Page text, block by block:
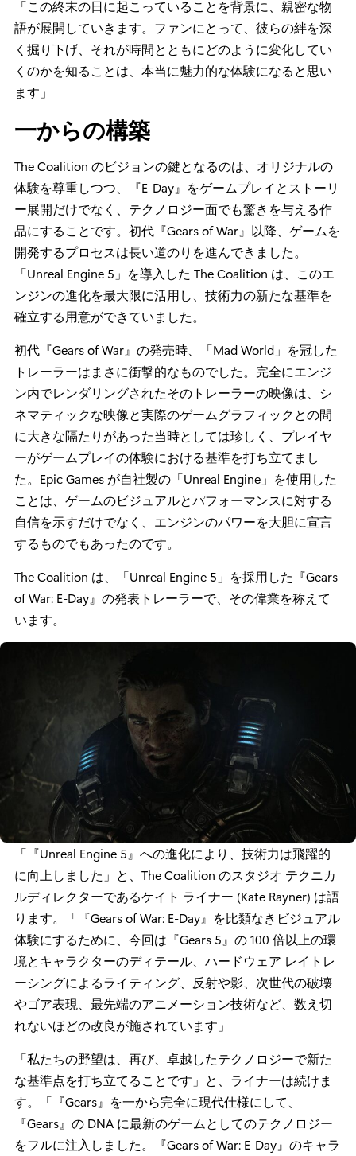
「この終末の日に起こっていることを背景に、親密な物
語が展開していきます。ファンにとって、彼らの絆を深
く掘り下げ、それが時間とともにどのように変化してい
くのかを知ることは、本当に魅力的な体験になると思い
ます」
一からの構築
The Coalition のビジョンの鍵となるのは、オリジナルの
体験を尊重しつつ、『E-Day』をゲームプレイとストーリ
ー展開だけでなく、テクノロジー面でも驚きを与える作
品にすることです。初代『Gears of War』以降、ゲームを
開発するプロセスは長い道のりを進んできました。
「Unreal Engine 5」を導入した The Coalition は、このエ
ンジンの進化を最大限に活用し、技術力の新たな基準を
確立する用意ができていました。
初代『Gears of War』の発売時、「Mad World」を冠した
トレーラーはまさに衝撃的なものでした。完全にエンジ
ン内でレンダリングされたそのトレーラーの映像は、シ
ネマティックな映像と実際のゲームグラフィックとの間
に大きな隔たりがあった当時としては珍しく、プレイヤ
ーがゲームプレイの体験における基準を打ち立てまし
た。Epic Games が自社製の「Unreal Engine」を使用した
ことは、ゲームのビジュアルとパフォーマンスに対する
自信を示すだけでなく、エンジンのパワーを大胆に宣言
するものでもあったのです。
The Coalition は、「Unreal Engine 5」を採用した『Gears
of War: E-Day』の発表トレーラーで、その偉業を称えて
います。
「『Unreal Engine 5』への進化により、技術力は飛躍的
に向上しました」と、The Coalition のスタジオ テクニカ
ルディレクターであるケイト ライナー (Kate Rayner) は語
ります。「『Gears of War: E-Day』を比類なきビジュアル
体験にするために、今回は『Gears 5』の 100 倍以上の環
境とキャラクターのディテール、ハードウェア レイトレ
ーシングによるライティング、反射や影、次世代の破壊
やゴア表現、最先端のアニメーション技術など、数え切
れないほどの改良が施されています」
「私たちの野望は、再び、卓越したテクノロジーで新た
な基準点を打ち立てることです」と、ライナーは続けま
す。「『Gears』を一から完全に現代仕様にして、
『Gears』の DNA に最新のゲームとしてのテクノロジー
をフルに注入しました。『Gears of War: E-Day』のキャラ